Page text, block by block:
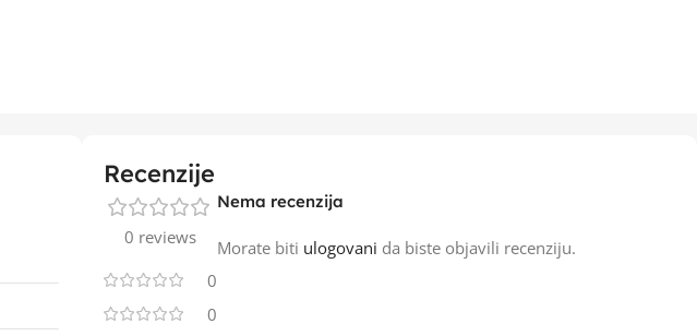
Recenzije
0 reviews
0
0
Nema recenzija
Morate biti ulogovani da biste objavili recenziju.